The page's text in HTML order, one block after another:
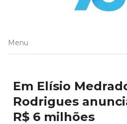
Menu
Menu
Em Elísio
Rodrigues
R$ 6 milhões